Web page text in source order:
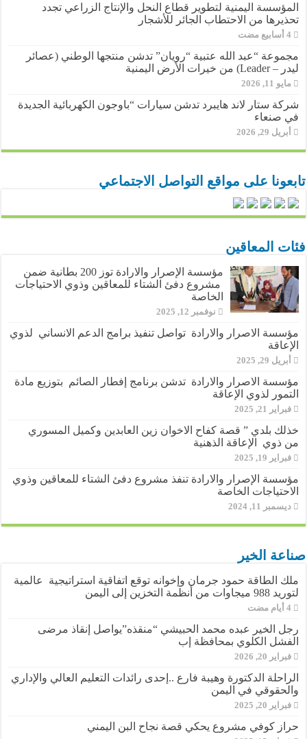
المؤسسة اليمنية لتطوير قطاع النحل والإنتاج الزراعي تجدد
تحذيرها من الاحتطاب الجائر للأشجار
مجموعة “عبد الله عتبية “رويان” تدشن منتجها الوطني (عصائر
ليدر – Leader) من خيرات الأرض اليمنية
مايو 11, 2026
شركة ستار لاند هايبرد تدشن سيارات “باوجون الكهربائية الجديدة
في صنعاء
أبريل 29, 2026
تابعونا على مواقع التواصل الاجتماعي
فئات المعاقين
مؤسسة الإصرار والارادة توز 200 بطانية ضمن
مشروع دفئ الشتاء للمعاقين وذوي الاحتياجات
الخاصة
نوفمبر 12, 2025
مؤسسة الاصرار والارادة تواصل تنفيذ برامج الدعم الانساني لذوي
الإعاقة
أبريل 29, 2025
مؤسسة الاصرار والارادة تدشن برنامج إفطار الصائم بتوزيع مادة
التمور لذوي الإعاقة
فبراير 21, 2025
خذلك بلدي ” قصة كفاح الاخوان زين العابدين وكميل المسوري
من ذوي الإعاقة الذهنية
فبراير 19, 2025
مؤسسة الإصرار والارادة تنفذ مشروع دفئ الشتاء للمعاقين وذوي
الاحتياجات الخاصة
ديسمبر 11, 2024
صناعة الخير
ملك الطاقة حمود جرمان وإخوانه توقع اتفاقية استراتيجية عالمية
لتوريد 988 ميجاوات من أنظمة التخزين إلى اليمن
رجل الخير عبده محمد الحبيشي “منقذه”يواصل إنقاذ مرضى
الفشل الكلوي بمحافظة إب
فبراير 20, 2026
الراحلة الدكتورة وهيبة فارع ..إحدى رائدات التعليم العالي والإداري
والحقوقي في اليمن
فبراير 20, 2025
حراز كوفي مشروع يحكي قصة نجاح البن اليمني